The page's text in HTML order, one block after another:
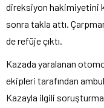
direksiyon hakimiyetini
sonra takla attı.
de refüje çıktı.
Kazada yaralanan
ekipleri tarafından
Kazayla ilgili soruşturma